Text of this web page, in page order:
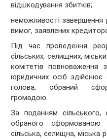
відшкодування збитків;
неможливості завершення
вимог, заявлених
Під час проведення
сільських, селищних,
комітетів повноваження
юридичних осіб здійснює
голова, обраний
громадою.
За поданням сільського,
обраного сформованою
сільська, селищна, міська